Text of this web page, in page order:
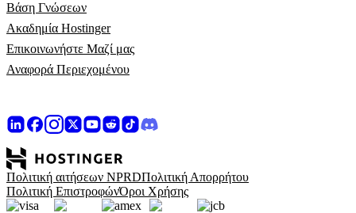
Βάση Γνώσεων
Ακαδημία Hostinger
Επικοινωνήστε Μαζί μας
Αναφορά Περιεχομένου
Πολιτική αιτήσεων NPRDΠολιτική Απορρήτου
Πολιτική ΕπιστροφώνΌροι Χρήσης